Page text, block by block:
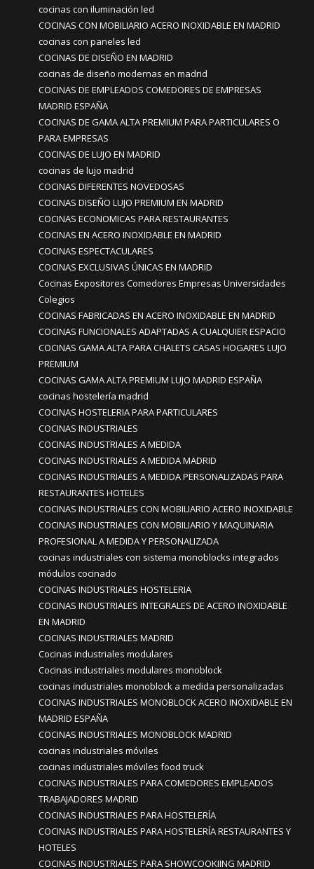
cocinas con iluminación led
COCINAS CON MOBILIARIO ACERO INOXIDABLE EN MADRID
cocinas con paneles led
COCINAS DE DISEÑO EN MADRID
cocinas de diseño modernas en madrid
COCINAS DE EMPLEADOS COMEDORES DE EMPRESAS
MADRID ESPAÑA
COCINAS DE GAMA ALTA PREMIUM PARA PARTICULARES O
PARA EMPRESAS
COCINAS DE LUJO EN MADRID
cocinas de lujo madrid
COCINAS DIFERENTES NOVEDOSAS
COCINAS DISEÑO LUJO PREMIUM EN MADRID
COCINAS ECONOMICAS PARA RESTAURANTES
COCINAS EN ACERO INOXIDABLE EN MADRID
COCINAS ESPECTACULARES
COCINAS EXCLUSIVAS ÚNICAS EN MADRID
Cocinas Expositores Comedores Empresas Universidades
Colegios
COCINAS FABRICADAS EN ACERO INOXIDABLE EN MADRID
COCINAS FUNCIONALES ADAPTADAS A CUALQUIER ESPACIO
COCINAS GAMA ALTA PARA CHALETS CASAS HOGARES LUJO
PREMIUM
COCINAS GAMA ALTA PREMIUM LUJO MADRID ESPAÑA
cocinas hostelería madrid
COCINAS HOSTELERIA PARA PARTICULARES
COCINAS INDUSTRIALES
COCINAS INDUSTRIALES A MEDIDA
COCINAS INDUSTRIALES A MEDIDA MADRID
COCINAS INDUSTRIALES A MEDIDA PERSONALIZADAS PARA
RESTAURANTES HOTELES
COCINAS INDUSTRIALES CON MOBILIARIO ACERO INOXIDABLE
COCINAS INDUSTRIALES CON MOBILIARIO Y MAQUINARIA
PROFESIONAL A MEDIDA Y PERSONALIZADA
cocinas industriales con sistema monoblocks integrados
módulos cocinado
COCINAS INDUSTRIALES HOSTELERIA
COCINAS INDUSTRIALES INTEGRALES DE ACERO INOXIDABLE
EN MADRID
COCINAS INDUSTRIALES MADRID
Cocinas industriales modulares
Cocinas industriales modulares monoblock
cocinas industriales monoblock a medida personalizadas
COCINAS INDUSTRIALES MONOBLOCK ACERO INOXIDABLE EN
MADRID ESPAÑA
COCINAS INDUSTRIALES MONOBLOCK MADRID
cocinas industriales móviles
cocinas industriales móviles food truck
COCINAS INDUSTRIALES PARA COMEDORES EMPLEADOS
TRABAJADORES MADRID
COCINAS INDUSTRIALES PARA HOSTELERÍA
COCINAS INDUSTRIALES PARA HOSTELERÍA RESTAURANTES Y
HOTELES
COCINAS INDUSTRIALES PARA SHOWCOOKIING MADRID